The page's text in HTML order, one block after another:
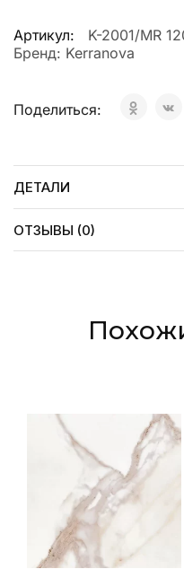
Артикул:
K-2001/MR
Бренд: Kerranova
Поделиться:
ДЕТАЛИ
ОТЗЫВЫ (0)